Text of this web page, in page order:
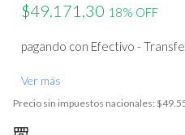
$49.171,30 18% OFF
pagando con Efectivo -
Ver más
Precio sin impuestos nacionales: